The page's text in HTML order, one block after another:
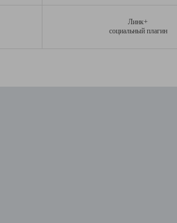
Линк+
социальный плагин